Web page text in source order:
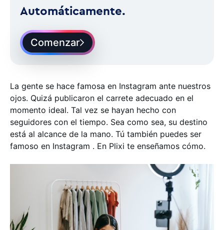
Automáticamente.
Comenzar
La gente se hace famosa en Instagram ante nuestros
ojos. Quizá publicaron el carrete adecuado en el
momento ideal. Tal vez se hayan hecho con
seguidores con el tiempo. Sea como sea, su destino
está al alcance de la mano. Tú también puedes ser
famoso en Instagram . En Plixi te enseñamos cómo.